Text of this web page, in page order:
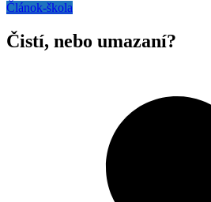
Článok-škola
Čistí, nebo umazaní?